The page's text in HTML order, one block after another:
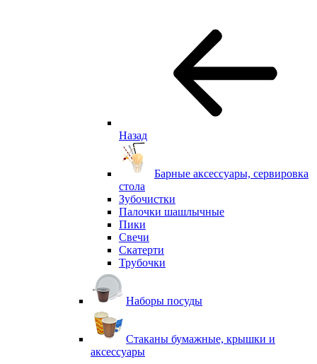
Назад
Барные аксессуары, сервировка
стола
Зубочистки
Палочки шашлычные
Пики
Свечи
Скатерти
Трубочки
Наборы посуды
Стаканы бумажные, крышки и
аксессуары